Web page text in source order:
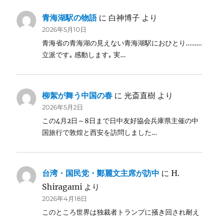
青海湖駅の物語に 白神博子 より
2026年5月10日
青海省の青海湖の見えない青海湖駅におひとり………
立派です｡ 感動します｡ 実…
柳絮が舞う中国の春 に光斎直樹 より
2026年5月2日
この4月2日～8日まで日中友好協会兵庫県主催の中
国旅行で敦煌と西安を訪問しました…
台湾・国民党・鄭麗文主席が訪中 にH.
Shiragami より
2026年4月18日
このところ世界は独裁者トランプに掻き回され耐え